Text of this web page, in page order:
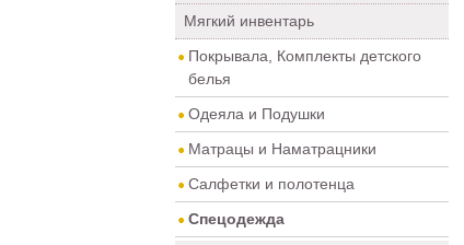
Мягкий инвентарь
Покрывала, Комплекты детского
белья
Одеяла и Подушки
Матрацы и Наматрацники
Салфетки и полотенца
Спецодежда